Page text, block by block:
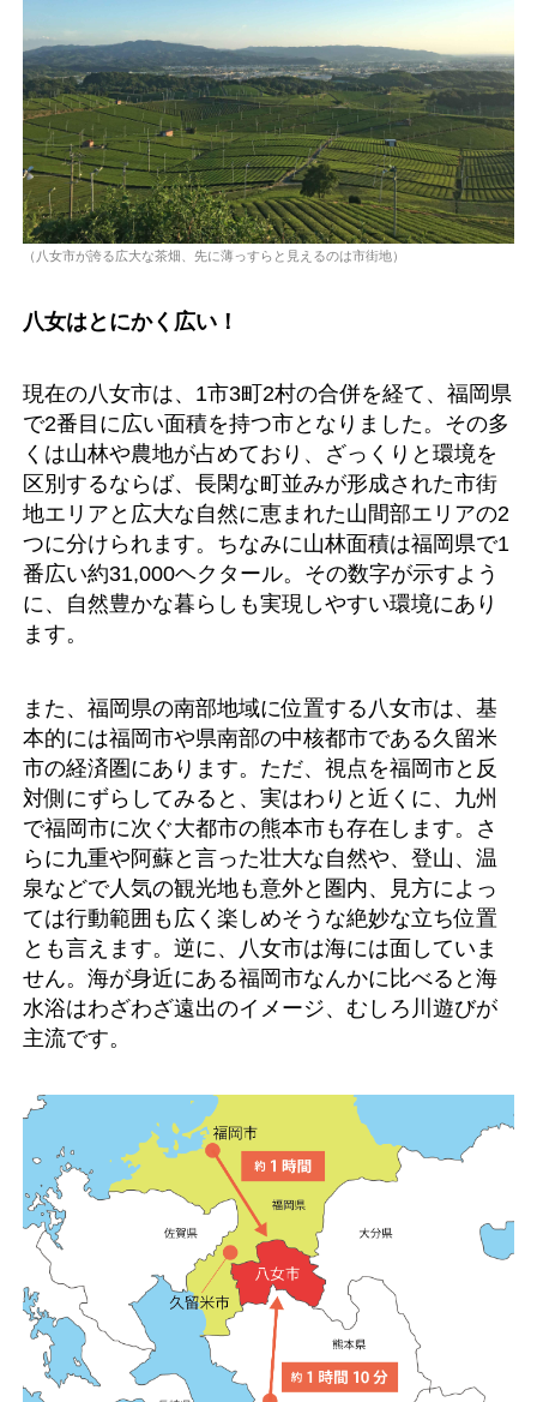
（八女市が誇る広大な茶畑、先に薄っすらと見えるのは市街地）
八女はとにかく広い！
現在の八女市は、1市3町2村の合併を経て、福岡県
で2番目に広い面積を持つ市となりました。その多
くは山林や農地が占めており、ざっくりと環境を
区別するならば、長閑な町並みが形成された市街
地エリアと広大な自然に恵まれた山間部エリアの2
つに分けられます。ちなみに山林面積は福岡県で1
番広い約31,000ヘクタール。その数字が示すよう
に、自然豊かな暮らしも実現しやすい環境にあり
ます。
また、福岡県の南部地域に位置する八女市は、基
本的には福岡市や県南部の中核都市である久留米
市の経済圏にあります。ただ、視点を福岡市と反
対側にずらしてみると、実はわりと近くに、九州
で福岡市に次ぐ大都市の熊本市も存在します。さ
らに九重や阿蘇と言った壮大な自然や、登山、温
泉などで人気の観光地も意外と圏内、見方によっ
ては行動範囲も広く楽しめそうな絶妙な立ち位置
とも言えます。逆に、八女市は海には面していま
せん。海が身近にある福岡市なんかに比べると海
水浴はわざわざ遠出のイメージ、むしろ川遊びが
主流です。